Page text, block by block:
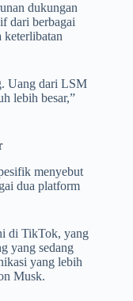
dukungan
dari berbagai
keterlibatan
Uang dari LSM
lebih besar,”
menyebut
dua platform
di TikTok, yang
yang sedang
yang lebih
Musk.